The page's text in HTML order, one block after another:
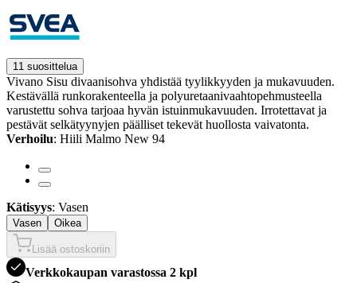
11 suosittelua
Vivano Sisu divaanisohva yhdistää tyylikkyyden ja mukavuuden.
Kestävällä runkorakenteella ja polyuretaanivaahtopehmusteella
varustettu sohva tarjoaa hyvän istuinmukavuuden. Irrotettavat ja
pestävät selkätyynyjen päälliset tekevät huollosta vaivatonta.
Verhoilu: Hiili Malmo New 94
Kätisyys: Vasen
Vasen Oikea
Lisää ostoskoriin
Verkkokaupan varastossa 2 kpl